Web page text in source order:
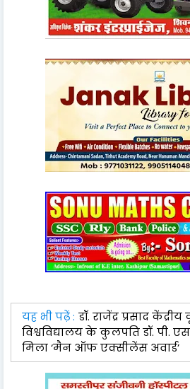
यह भी पढ़ें : डॉ. राजेंद्र प्रसाद
विश्वविद्यालय के कुलपति डॉ. पी.
मिला ‘मैन ऑफ एक्सीलेंस अवार्ड’